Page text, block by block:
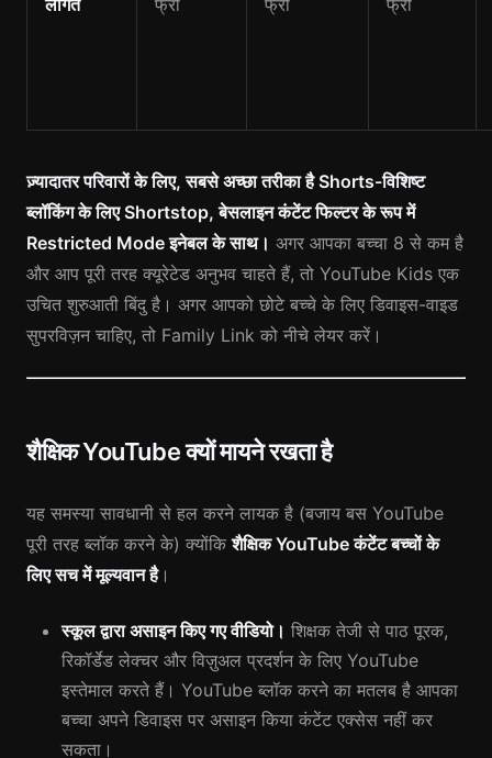
लागत फ्री फ्री फ्री
ज़्यादातर परिवारों के लिए, सबसे अच्छा तरीका है Shorts-विशिष्ट
ब्लॉकिंग के लिए Shortstop, बेसलाइन कंटेंट फिल्टर के रूप में
Restricted Mode इनेबल के साथ। अगर आपका बच्चा 8 से कम है
और आप पूरी तरह क्यूरेटेड अनुभव चाहते हैं, तो YouTube Kids एक
उचित शुरुआती बिंदु है। अगर आपको छोटे बच्चे के लिए डिवाइस-वाइड
सुपरविज़न चाहिए, तो Family Link को नीचे लेयर करें।
शैक्षिक YouTube क्यों मायने रखता है
यह समस्या सावधानी से हल करने लायक है (बजाय बस YouTube
पूरी तरह ब्लॉक करने के) क्योंकिशैक्षिक YouTube कंटेंट बच्चों के
लिए सच में मूल्यवान है।
स्कूल द्वारा असाइन किए गए वीडियो। शिक्षक तेजी से पाठ पूरक,
रिकॉर्डेड लेक्चर और विज़ुअल प्रदर्शन के लिए YouTube
इस्तेमाल करते हैं। YouTube ब्लॉक करने का मतलब है आपका
बच्चा अपने डिवाइस पर असाइन किया कंटेंट एक्सेस नहीं कर
सकता।